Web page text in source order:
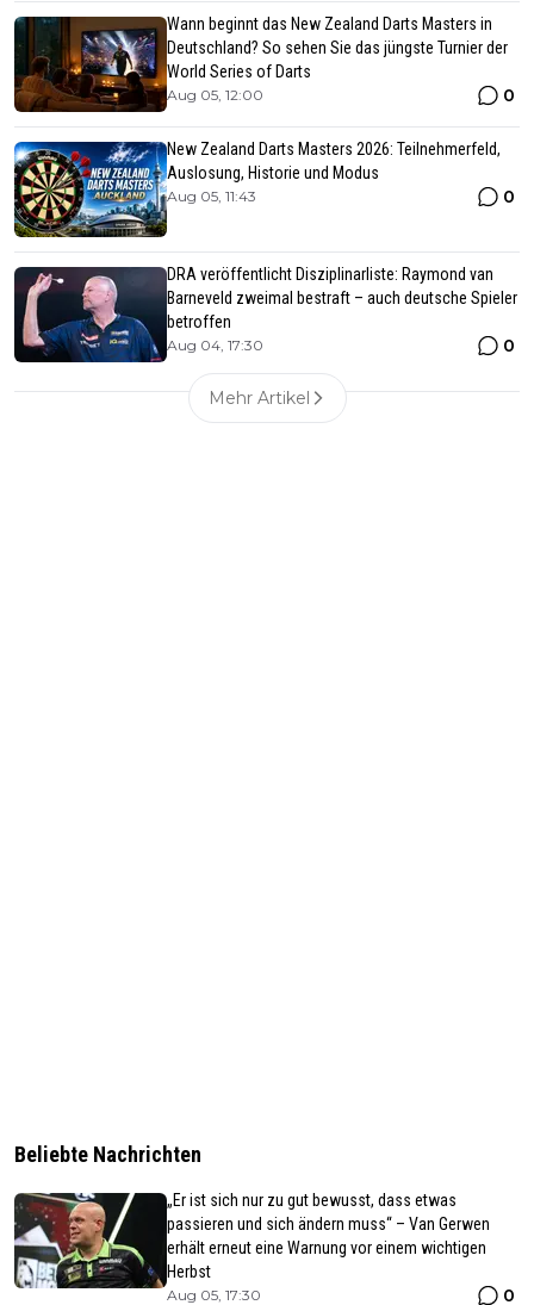
Wann beginnt das New Zealand Darts Masters in
Deutschland? So sehen Sie das jüngste Turnier der
World Series of Darts
Aug 05, 12:00 0
New Zealand Darts Masters 2026: Teilnehmerfeld,
Auslosung, Historie und Modus
Aug 05, 11:43 0
DRA veröffentlicht Disziplinarliste: Raymond van
Barneveld zweimal bestraft – auch deutsche Spieler
betroffen
Aug 04, 17:30 0
Mehr Artikel
Beliebte Nachrichten
„Er ist sich nur zu gut bewusst, dass etwas
passieren und sich ändern muss“ – Van Gerwen
erhält erneut eine Warnung vor einem wichtigen
Herbst
Aug 05, 17:30 0